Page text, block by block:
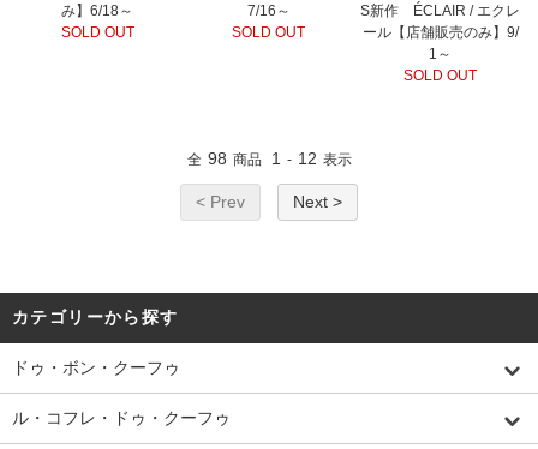
み】6/18～
SOLD OUT
7/16～
SOLD OUT
S新作 ÉCLAIR / エクレ
ール【店舗販売のみ】9/
1～
SOLD OUT
全 98 商品 1 - 12 表示
< Prev Next >
カテゴリーから探す
ドゥ・ボン・クーフゥ
ル・コフレ・ドゥ・クーフゥ